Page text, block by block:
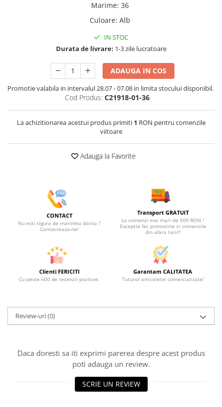
Marime: 36
Culoare: Alb
IN STOC
Durata de livrare: 1-3 zile lucratoare
ADAUGA IN COS
Promotie valabila in intervalul 28.07 - 07.08 in limita stocului disponibil.
Cod Produs: C21918-01-36
La achizitionarea acestui produs primiti 1 RON pentru comenzile
viitoare
Adauga la Favorite
CONTACT
Nu esti sigura de marimea dorita ?
Contacteaza-ne!
Transport GRATUIT
La comenzi mai mari de 500 RON !
Exceptie fac promotiile si comenzile
din afara tarii!!
Clienti FERICITI
Cu peste 600 de recenzii pozitive.
Garantam CALITATEA
Tuturor articolelor comercializate!
Review-uri(0)
Daca doresti sa iti exprimi parerea despre acest produs
poti adauga un review.
SCRIE UN REVIEW